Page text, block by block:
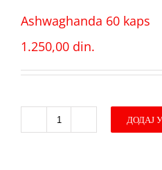
Ashwaghanda 60 kaps
1.250,00 din.
Ashwaghanda
ДОДАЈ